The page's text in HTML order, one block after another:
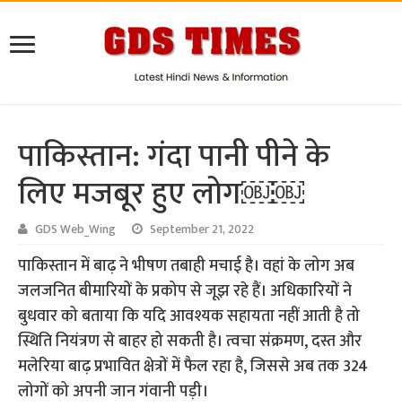
पाकिस्तान: गंदा पानी पीने के
लिए मजबूर हुए लोग￼￼
GDS Web_Wing September 21, 2022
पाकिस्तान में बाढ़ ने भीषण तबाही मचाई है। वहां के लोग अब
जलजनित बीमारियों के प्रकोप से जूझ रहे हैं। अधिकारियों ने
बुधवार को बताया कि यदि आवश्यक सहायता नहीं आती है तो
स्थिति नियंत्रण से बाहर हो सकती है। त्वचा संक्रमण, दस्त और
मलेरिया बाढ़ प्रभावित क्षेत्रों में फैल रहा है, जिससे अब तक 324
लोगों को अपनी जान गंवानी पड़ी।